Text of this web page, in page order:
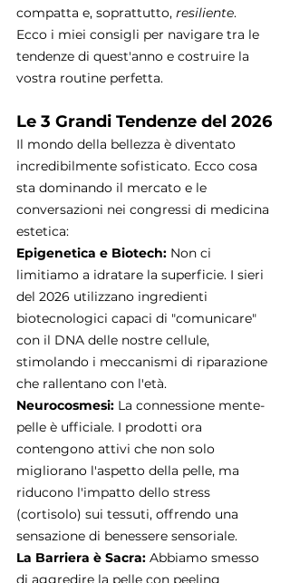
compatta e, soprattutto, resiliente.
Ecco i miei consigli per navigare tra le
tendenze di quest'anno e costruire la
vostra routine perfetta.
Le 3 Grandi Tendenze del 2026
Il mondo della bellezza è diventato
incredibilmente sofisticato. Ecco cosa
sta dominando il mercato e le
conversazioni nei congressi di medicina
estetica:
Epigenetica e Biotech: Non ci
limitiamo a idratare la superficie. I sieri
del 2026 utilizzano ingredienti
biotecnologici capaci di "comunicare"
con il DNA delle nostre cellule,
stimolando i meccanismi di riparazione
che rallentano con l'età.
Neurocosmesi: La connessione mente-
pelle è ufficiale. I prodotti ora
contengono attivi che non solo
migliorano l'aspetto della pelle, ma
riducono l'impatto dello stress
(cortisolo) sui tessuti, offrendo una
sensazione di benessere sensoriale.
La Barriera è Sacra: Abbiamo smesso
di aggredire la pelle con peeling